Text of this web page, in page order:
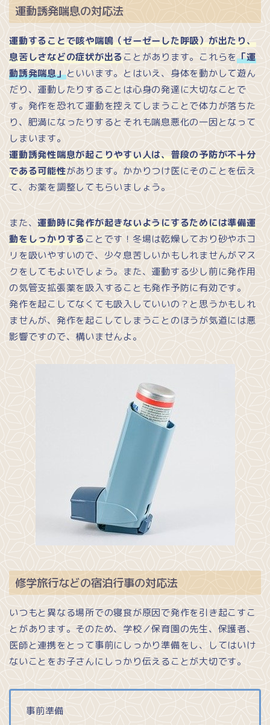
運動誘発喘息の対応法
運動することで咳や喘鳴（ゼーゼーした呼吸）が出たり、
息苦しさなどの症状が出ることがあります。これらを「運
動誘発喘息」といいます。とはいえ、身体を動かして遊ん
だり、運動したりすることは心身の発達に大切なことで
す。発作を恐れて運動を控えてしまうことで体力が落ちた
り、肥満になったりするとそれも喘息悪化の一因となって
しまいます。
運動誘発性喘息が起こりやすい人は、普段の予防が不十分
である可能性があります。かかりつけ医にそのことを伝え
て、お薬を調整してもらいましょう。
また、運動時に発作が起きないようにするためには準備運
動をしっかりすることです！冬場は乾燥しており砂やホコ
リを吸いやすいので、少々息苦しいかもしれませんがマス
クをしてもよいでしょう。また、運動する少し前に発作用
の気管支拡張薬を吸入することも発作予防に有効です。
発作を起こしてなくても吸入していいの？と思うかもしれ
ませんが、発作を起こしてしまうことのほうが気道には悪
影響ですので、構いませんよ。
修学旅行などの宿泊行事の対応法
いつもと異なる場所での寝食が原因で発作を引き起こすこ
とがあります。そのため、学校／保育園の先生、保護者、
医師と連携をとって事前にしっかり準備をし、してはいけ
ないことをお子さんにしっかり伝えることが大切です。
事前準備